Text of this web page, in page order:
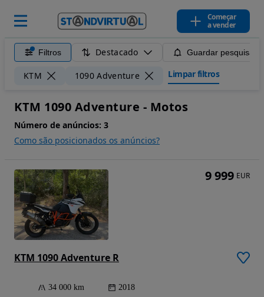
Começar
a vender
Filtros Destacado Guardar pesquisa
KTM 1090 Adventure Limpar filtros
KTM 1090 Adventure - Motos
Número de anúncios: 3
Como são posicionados os anúncios?
KTM 1090 Adventure R
34 000 km 2018
9 999 EUR